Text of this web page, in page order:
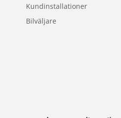
Kundinstallationer
Bilväljare